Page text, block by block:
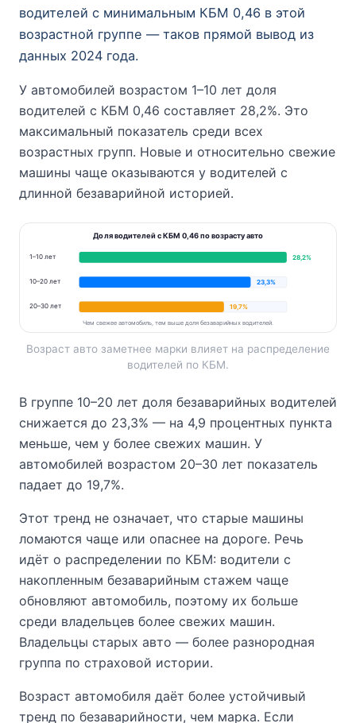
водителей с минимальным КБМ 0,46 в этой
возрастной группе — таков прямой вывод из
данных 2024 года.
У автомобилей возрастом 1–10 лет доля
водителей с КБМ 0,46 составляет 28,2%. Это
максимальный показатель среди всех
возрастных групп. Новые и относительно свежие
машины чаще оказываются у водителей с
длинной безаварийной историей.
Доля водителей с КБМ 0,46 по возрасту авто
1–10 лет 28,2%
10–20 лет 23,3%
20–30 лет 19,7%
Чем свежее автомобиль, тем выше доля безаварийных водителей.
Возраст авто заметнее марки влияет на распределение
водителей по КБМ.
В группе 10–20 лет доля безаварийных водителей
снижается до 23,3% — на 4,9 процентных пункта
меньше, чем у более свежих машин. У
автомобилей возрастом 20–30 лет показатель
падает до 19,7%.
Этот тренд не означает, что старые машины
ломаются чаще или опаснее на дороге. Речь
идёт о распределении по КБМ: водители с
накопленным безаварийным стажем чаще
обновляют автомобиль, поэтому их больше
среди владельцев более свежих машин.
Владельцы старых авто — более разнородная
группа по страховой истории.
Возраст автомобиля даёт более устойчивый
тренд по безаварийности, чем марка. Если